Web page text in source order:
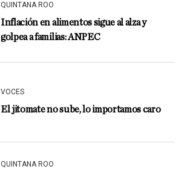
QUINTANA ROO
Inflación en alimentos sigue al alza y
golpea a familias: ANPEC
VOCES
El jitomate no sube, lo importamos caro
QUINTANA ROO